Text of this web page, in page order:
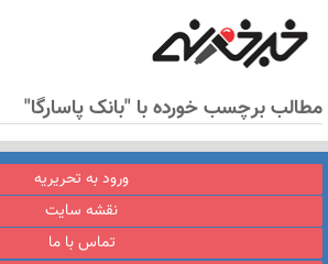
مطالب برچسب خورده با "بانک پاسارگا"
ورود به تحریریه
نقشه سایت
تماس با ما